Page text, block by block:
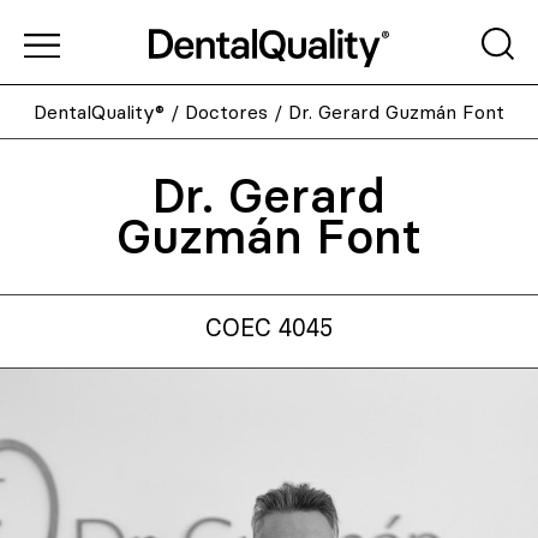
DentalQuality® / Doctores / Dr. Gerard Guzmán Font
Dr. Gerard
Guzmán Font
COEC 4045